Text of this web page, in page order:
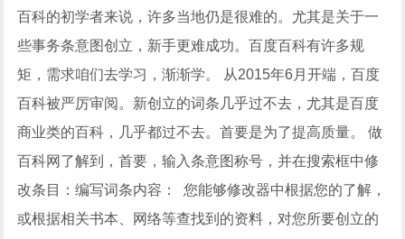
百科的初学者来说，许多当地仍是很难的。尤其是关于一
些事务条意图创立，新手更难成功。百度百科有许多规
矩，需求咱们去学习，渐渐学。 从2015年6月开端，百度
百科被严厉审阅。新创立的词条几乎过不去，尤其是百度
商业类的百科，几乎都过不去。首要是为了提高质量。 做
百科网了解到，首要，输入条意图称号，并在搜索框中修
改条目：编写词条内容： 您能够修改器中根据您的了解，
或根据相关书本、网络等查找到的资料，对您所要创立的